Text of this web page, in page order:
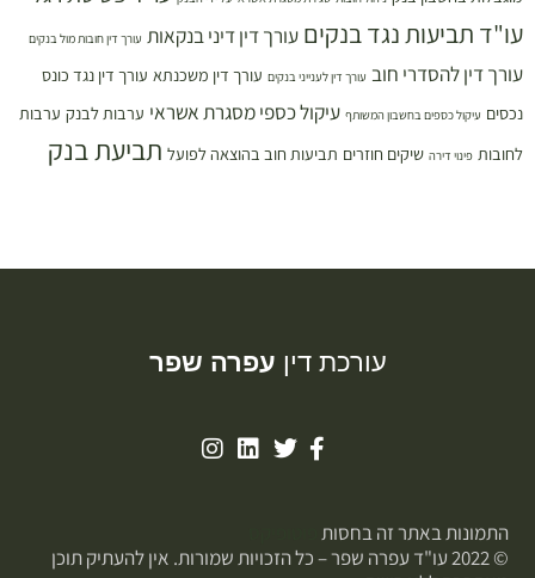
עו"ד תביעות נגד בנקים עורך דין דיני בנקאות עורך דין חובות מול בנקים
עורך דין להסדרי חוב עורך דין לענייני בנקים עורך דין משכנתא עורך דין נגד כונס
נכסים עיקול כספים בחשבון המשותף עיקול כספי מסגרת אשראי ערבות לבנק ערבות
לחובות פינוי דירה שיקים חוזרים תביעות חוב בהוצאה לפועל תביעת בנק
עורכת דין עפרה שפר
התמונות באתר זה בחסות
© 2022 עו"ד עפרה שפר – כל הזכויות שמורות. אין להעתיק תוכן